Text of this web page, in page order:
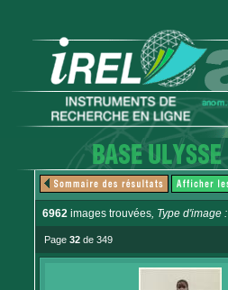
6962 images trouvées, Type d'image :
Page 32 de 349